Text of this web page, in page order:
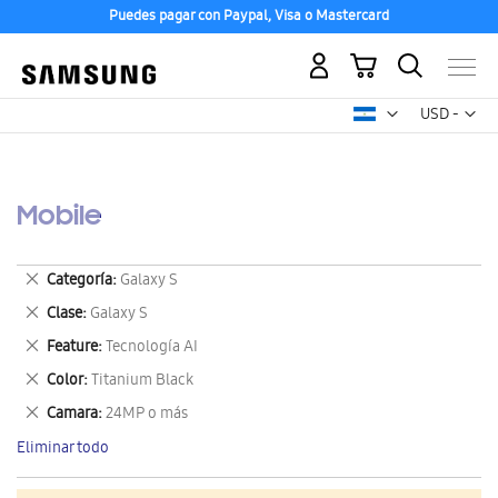
Puedes pagar con Paypal, Visa o Mastercard
USD -
dólar
Mi carrito
Mobile
Categoría Galaxy S
Eliminar
este
artículo
Clase Galaxy S
Eliminar
este
artículo
Feature Tecnología AI
Eliminar
este
artículo
Color Titanium Black
Eliminar
este
artículo
Camara 24MP o más
Eliminar
este
artículo
Eliminar todo